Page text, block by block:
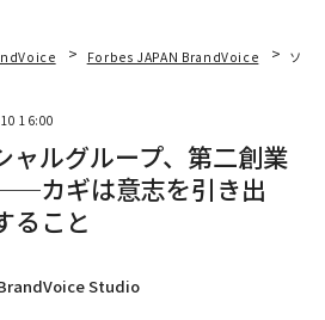
Forbes JAPAN BrandVoice ソニ
16:00
ャルグループ、第二創業
カギは意志を引き出
ること
Studio